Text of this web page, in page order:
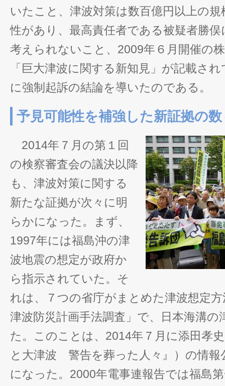
いたこと、津波対策は数百億円以上の
性があり、最高責任者である被疑者勝
考えられないこと、2009年６月開催の
「巨大津波に関する新知見」が記載さ
に強制起訴の結論を導いたのである。
予見可能性を補強した新証拠の数
2014年７月の第１回
の検察審査会の議決以降
も、津波対策に関する
新たな証拠が次々に明
らかになった。まず、
1997年には福島沖の津
波地震の想定が政府か
ら指示されていた。そ
れは、７つの省庁がまとめた津波想定
津波防災計画手法調査」で、日本海溝の
た。このことは、2014年７月に添田孝
と大津波 警告を葬った人々』）の情報
になった。2000年電事連報告では福島